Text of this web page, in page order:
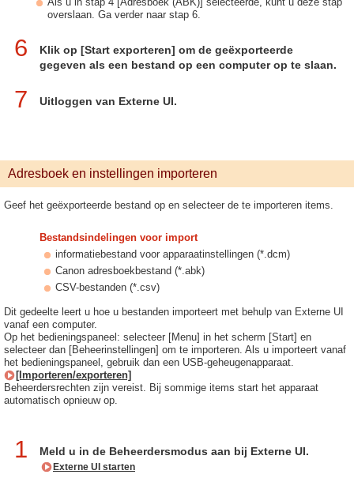
overslaan. Ga verder naar stap 6.
6
Klik op [Start exporteren] om de geëxporteerde
gegeven als een bestand op een computer op te slaan.
7 Uitloggen van Externe UI.
Adresboek en instellingen importeren
Geef het geëxporteerde bestand op en selecteer de te importeren items.
Bestandsindelingen voor import
informatiebestand voor apparaatinstellingen (*.dcm)
Canon adresboekbestand (*.abk)
CSV-bestanden (*.csv)
Dit gedeelte leert u hoe u bestanden importeert met behulp van Externe UI
vanaf een computer.
Op het bedieningspaneel: selecteer [Menu] in het scherm [Start] en
selecteer dan [Beheerinstellingen] om te importeren. Als u importeert vanaf
het bedieningspaneel, gebruik dan een USB-geheugenapparaat.
[Importeren/exporteren]
Beheerdersrechten zijn vereist. Bij sommige items start het apparaat
automatisch opnieuw op.
1 Meld u in de Beheerdersmodus aan bij Externe UI.
Externe UI starten